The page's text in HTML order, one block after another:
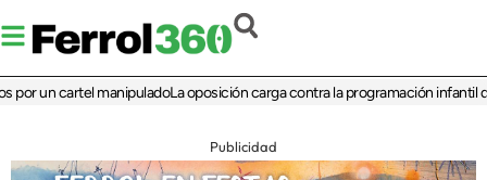
un cartel manipuladoLa oposición carga contra la programación infantil de
Publicidad